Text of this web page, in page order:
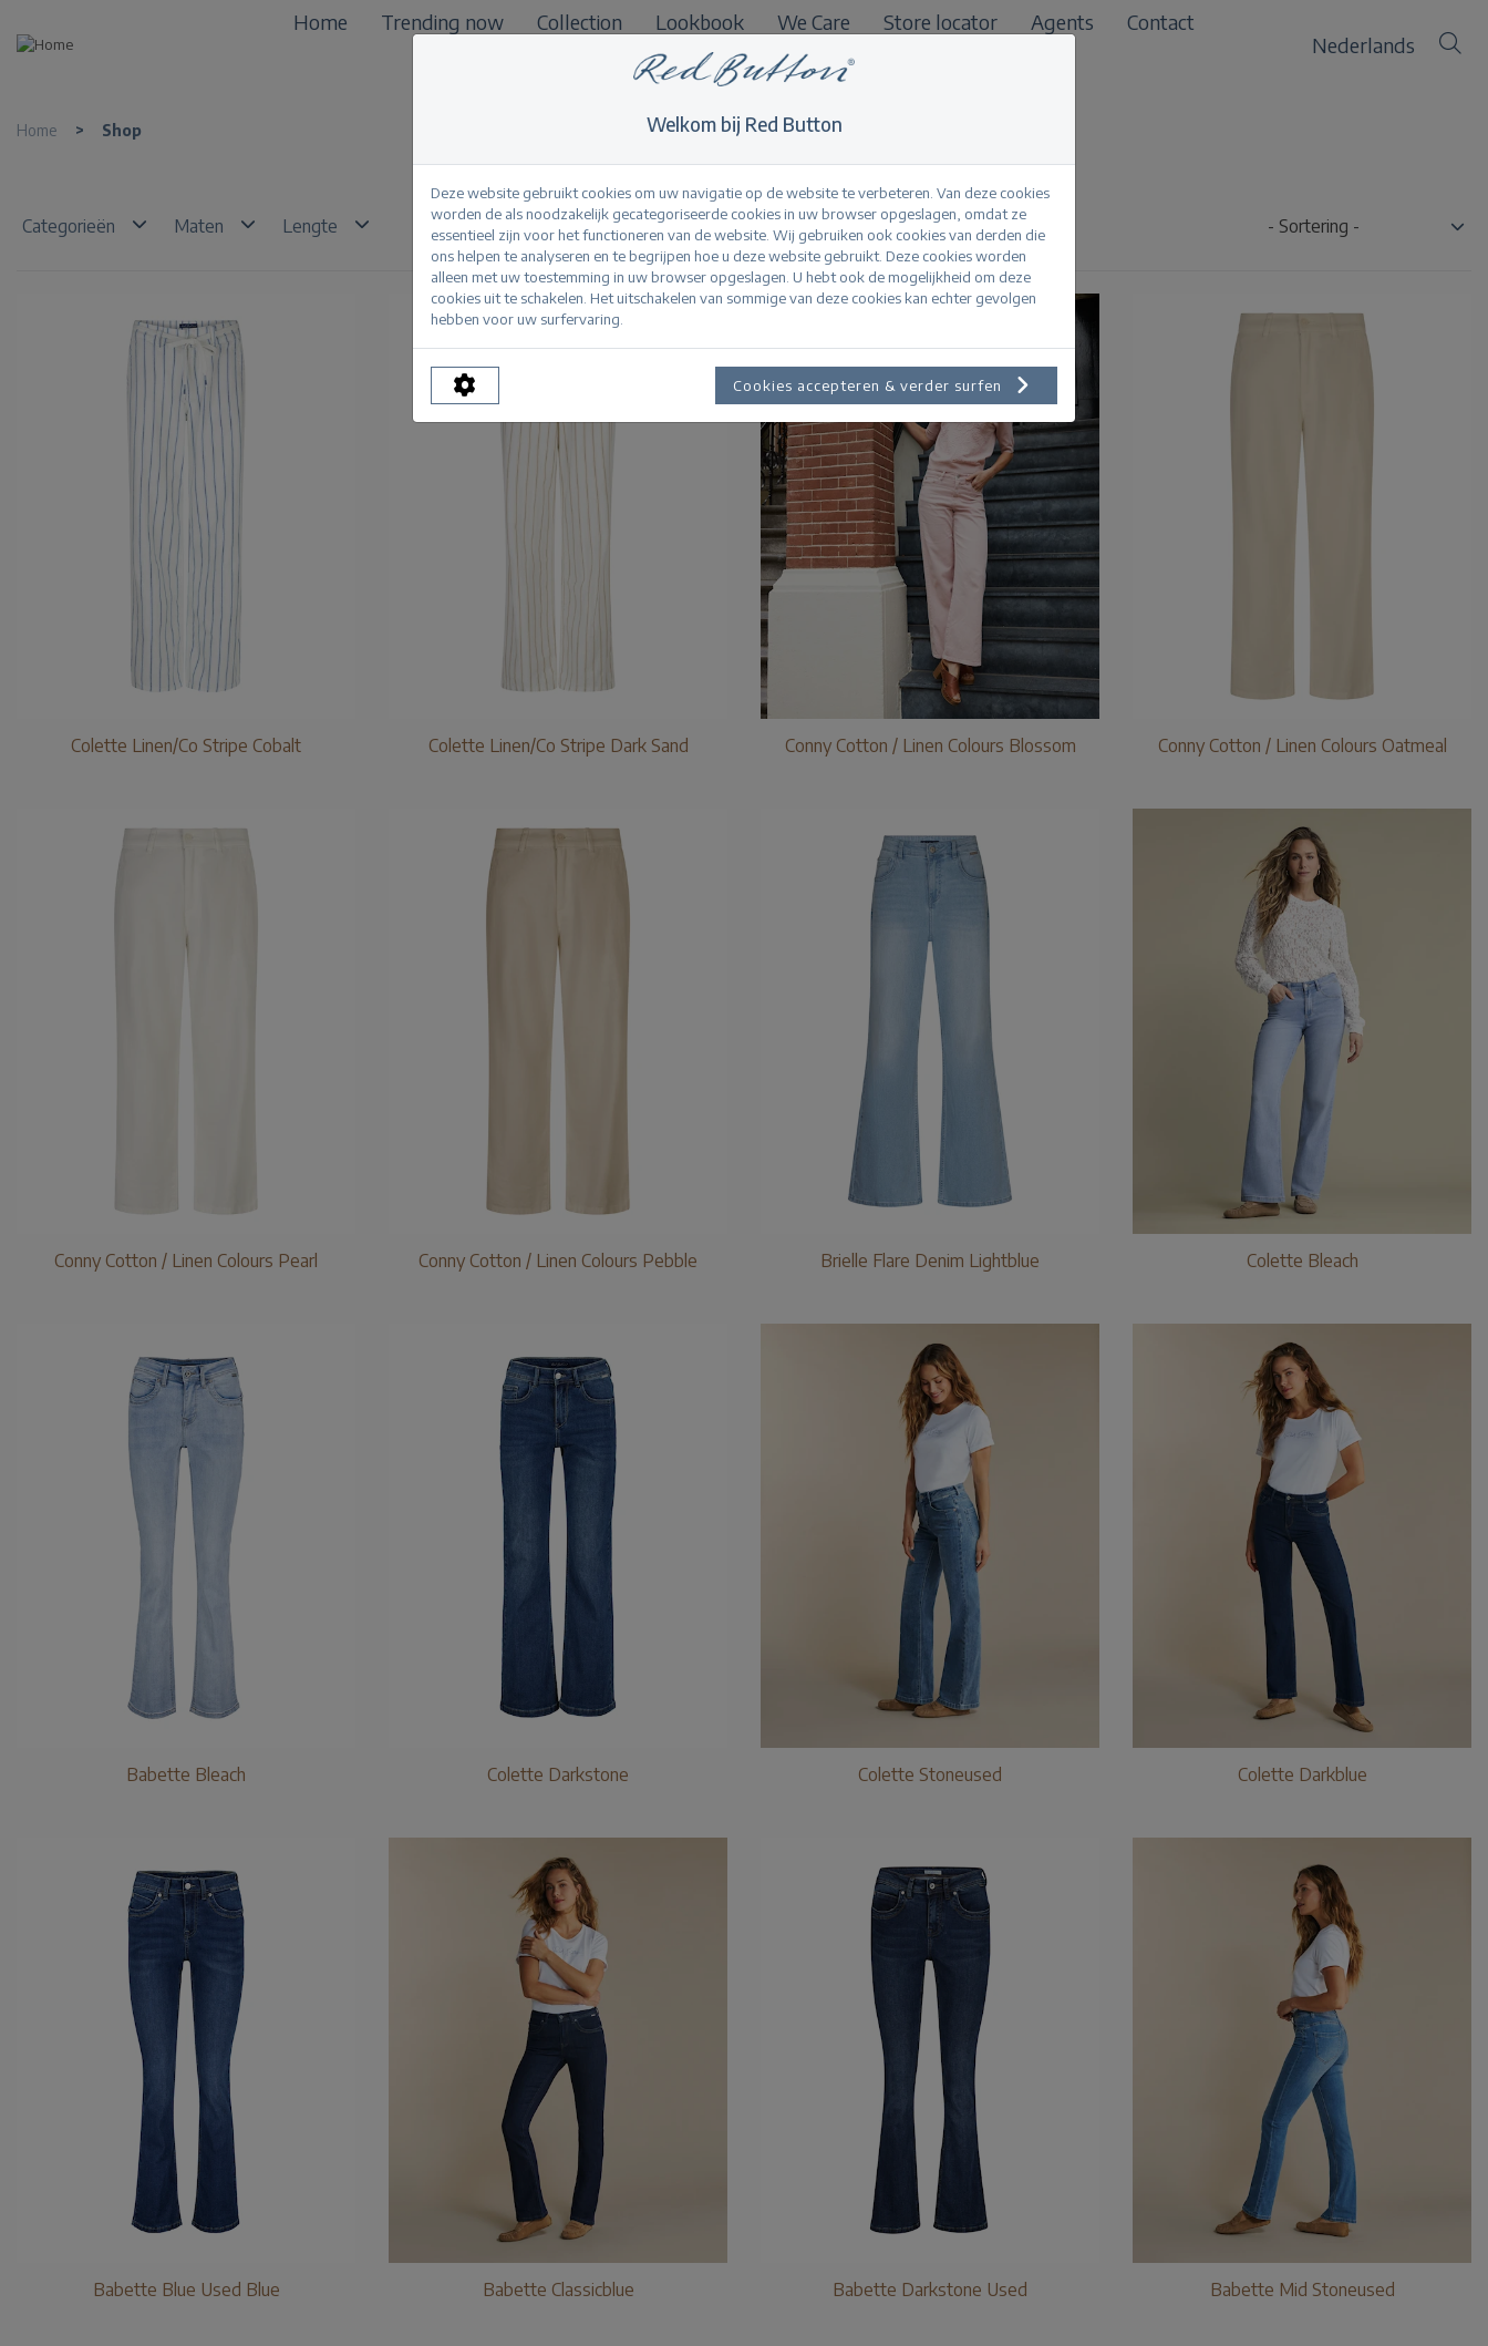
Home Trending now Collection Lookbook We Care Store locator Agents
Contact
B2B
Nederlands
Home > Shop Shop
Categorieën Maten Lengte
Colette Linen/Co Stripe Cobalt Colette Linen/Co Stripe Dark Sand Conny Cotton / Linen Colours Blossom Conny Cotton / Linen Colours Oatmeal
Conny Cotton / Linen Colours Pearl Conny Cotton / Linen Colours Pebble Brielle Flare Denim Lightblue Colette Bleach
Babette Bleach Colette Darkstone Colette Stoneused Colette Darkblue
Babette Blue Used Blue Babette Classicblue Babette Darkstone Used Babette Mid Stoneused
Welkom bij Red Button
Deze website gebruikt cookies om uw navigatie op de website te verbeteren. Van deze cookies
worden de als noodzakelijk gecategoriseerde cookies in uw browser opgeslagen, omdat ze
essentieel zijn voor het functioneren van de website. Wij gebruiken ook cookies van derden die
ons helpen te analyseren en te begrijpen hoe u deze website gebruikt. Deze cookies worden
alleen met uw toestemming in uw browser opgeslagen. U hebt ook de mogelijkheid om deze
cookies uit te schakelen. Het uitschakelen van sommige van deze cookies kan echter gevolgen
hebben voor uw surfervaring.
Cookies accepteren & verder surfen